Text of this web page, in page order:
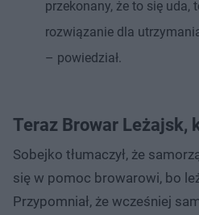
przekonany, że to się uda,
rozwiązanie dla
– powiedział.
Teraz Browar Leżajsk,
Sobejko tłumaczył, że
się w pomoc browarowi, bo
Przypomniał, że wcześniej